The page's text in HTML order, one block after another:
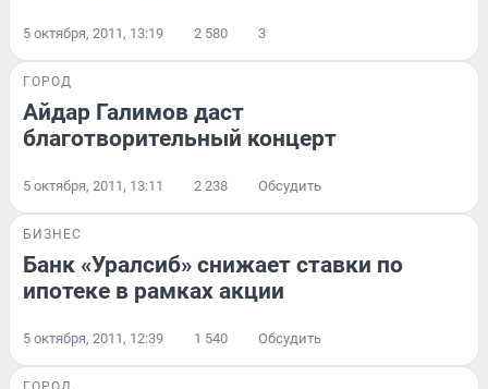
5 октября, 2011, 13:19 2 580 3
ГОРОД
Айдар Галимов даст
благотворительный концерт
5 октября, 2011, 13:11 2 238 Обсудить
БИЗНЕС
Банк «Уралсиб» снижает ставки по
ипотеке в рамках акции
5 октября, 2011, 12:39 1 540 Обсудить